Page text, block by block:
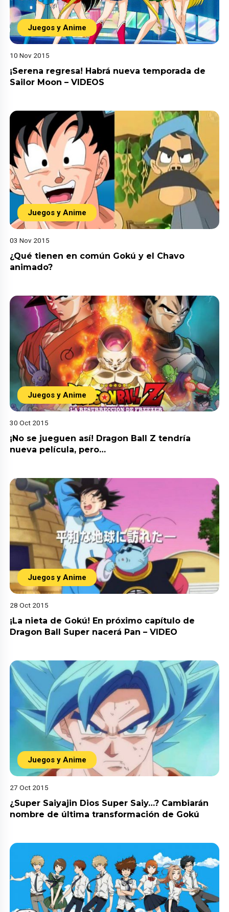
Juegos y Anime
10 Nov 2015
¡Serena regresa! Habrá nueva temporada de
Sailor Moon – VIDEOS
Juegos y Anime
03 Nov 2015
¿Qué tienen en común Gokú y el Chavo
animado?
Juegos y Anime
30 Oct 2015
¡No se jueguen así! Dragon Ball Z tendría
nueva película, pero…
Juegos y Anime
28 Oct 2015
¡La nieta de Gokú! En próximo capítulo de
Dragon Ball Super nacerá Pan – VIDEO
Juegos y Anime
27 Oct 2015
¿Super Saiyajin Dios Super Saiy…? Cambiarán
nombre de última transformación de Gokú